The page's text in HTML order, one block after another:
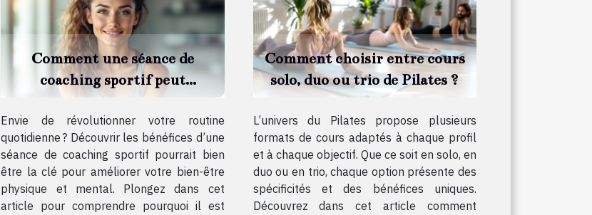
Comment une séance de
coaching sportif peut
transformer votre quotidien ?
Envie de révolutionner votre routine
quotidienne ? Découvrir les bénéfices d’une
séance de coaching sportif pourrait bien
être la clé pour améliorer votre bien-être
physique et mental. Plongez dans cet
article pour comprendre pourquoi il est
Comment choisir entre cours
solo, duo ou trio de Pilates ?
L’univers du Pilates propose plusieurs
formats de cours adaptés à chaque profil
et à chaque objectif. Que ce soit en solo, en
duo ou en trio, chaque option présente des
spécificités et des bénéfices uniques.
Découvrez dans cet article comment